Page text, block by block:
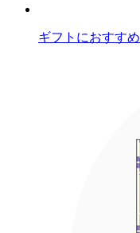
ギフトにおすすめ